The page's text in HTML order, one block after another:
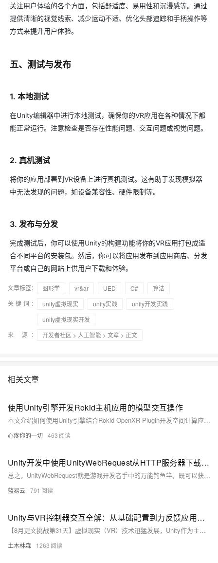
关注用户体验的各个方面，包括舒适度、易用性和沉浸感等。通过
提供清晰的视觉线索、减少运动不适、优化头部追踪和手柄操作等
方式来提升用户体验。
五、测试与发布
1. 本地测试
在Unity编辑器中进行本地测试，确保你的VR应用在各种情况下都
能正常运行。注意检查是否存在性能问题、交互问题或视觉问题。
2. 真机测试
将你的应用部署到VR设备上进行真机测试。这有助于发现模拟器
中无法发现的问题，如设备兼容性、硬件限制等。
3. 发布与分发
完成测试后，你可以使用Unity的构建功能将你的VR应用打包成适
合不同平台的安装包。然后，你可以将应用发布到应用商店、分发
平台或自己的网站上供用户下载和体验。
文章标签： 图形学 vr&ar UED C#
算法
关键词：
unity虚拟现实 unity实践
unity开发实践
unity虚拟现实开发
来 源：
开发者社区 > 人工智能 > 文章 > 正文
相关文章
使用Unity引擎开发Rokid主机应用的模型交互操作
本文介绍如何使用Unity引擎结合Rokid OpenXR Plugin开发空间计算应用，实现射线交互、模型操作等功能。涵盖环境配置、Demo导入、UI搭建与脚本编写，助力开发者快速构建AR交互应用。
心疼你的一切 463
Unity开发中使用UnityWebRequest从HTTP服务器下载资源。
总之，UnityWebRequest就是游戏开发者手中的万能钓鱼竿，既可以获取文本数据，也能钓上图片资源，甚至是那声音的涟漪。使用UnityWebRequest的时候，你需要精心准备，比如确定URL、配置请求类型和头信息；发起请求；巧妙处理钓获的数据；还需要机智面对网络波澜，处理各种可能出现的错误。按照这样的过程，数据的钓取将会是一次既轻松愉快也效率高效的编程钓鱼之旅。
蓝易云 791
Unity与VR控制器交互全解：从基础配置到力反馈应用，多角度提升虚拟现实游戏的真实感与沉浸体验大揭秘
【8月更文挑战第31天】虚拟现实（VR）技术迅猛发展，Unity作为主流游戏开发引擎，支持多种VR硬件并提供丰富的API，尤其在VR控制器交互设计上具备高度灵活性。本文详细介绍了如何在Unity中配置VR支持、设置控制器、实现按钮交互及力反馈，结合碰撞检测和物理引擎提升真实感，助力开发者创造沉浸式体验。
土木林森 1263